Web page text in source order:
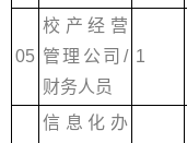
05
校产经营
管理公司/
财务人员
1
信息化办